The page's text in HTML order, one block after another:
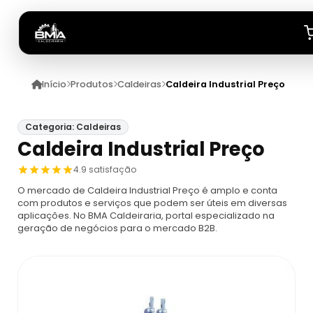
Início
Quem Somos
Caldeiras
Automação De Caldeiras
Caldeira De Recuperação Celulose
Inspecao Feitas Em Caldeiras
Cotar Inspeção De Caldeiras
Empresa De Montagem De Caldeiras A Gás
Anuncie
Início Produtos Caldeiras Caldeira Industrial Preço
Categoria: Caldeiras
Caldeira Industrial Preço
4.9 satisfação
O mercado de Caldeira Industrial Preço é amplo e conta
com produtos e serviços que podem ser úteis em diversas
aplicações. No BMA Caldeiraria, portal especializado na
geração de negócios para o mercado B2B.